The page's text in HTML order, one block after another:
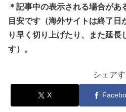
＊記事中の表示される場合があ
目安です（海外サイトは終了日
り早く切り上げたり、また延長
す）。
シェア
X